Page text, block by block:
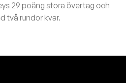
29 poäng stora övertag och
två rundor kvar.